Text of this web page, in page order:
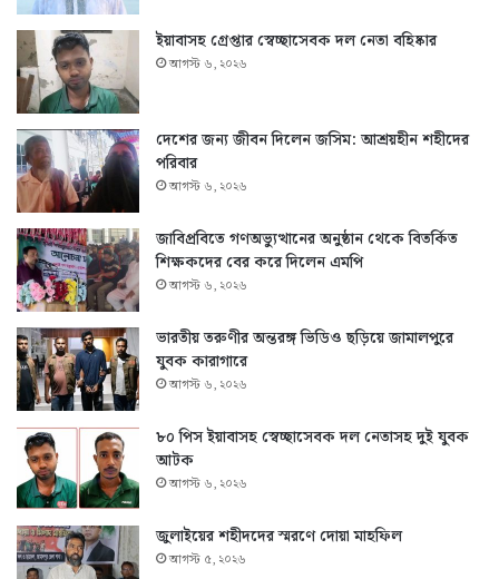
ইয়াবাসহ গ্রেপ্তার স্বেচ্ছাসেবক দল নেতা বহিষ্কার
আগস্ট ৬, ২০২৬
দেশের জন্য জীবন দিলেন জসিম: আশ্রয়হীন শহীদের
পরিবার
আগস্ট ৬, ২০২৬
জাবিপ্রবিতে গণঅভ্যুত্থানের অনুষ্ঠান থেকে বিতর্কিত
শিক্ষকদের বের করে দিলেন এমপি
আগস্ট ৬, ২০২৬
ভারতীয় তরুণীর অন্তরঙ্গ ভিডিও ছড়িয়ে জামালপুরে
যুবক কারাগারে
আগস্ট ৬, ২০২৬
৮০ পিস ইয়াবাসহ স্বেচ্ছাসেবক দল নেতাসহ দুই যুবক
আটক
আগস্ট ৬, ২০২৬
জুলাইয়ের শহীদদের স্মরণে দোয়া মাহফিল
আগস্ট ৫, ২০২৬